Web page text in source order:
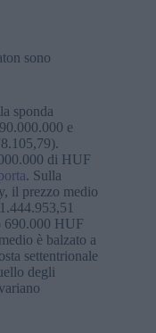
sono
sponda
e
di HUF
. Sulla
il prezzo medio
690.000 HUF
è balzato a
settentrionale
degli